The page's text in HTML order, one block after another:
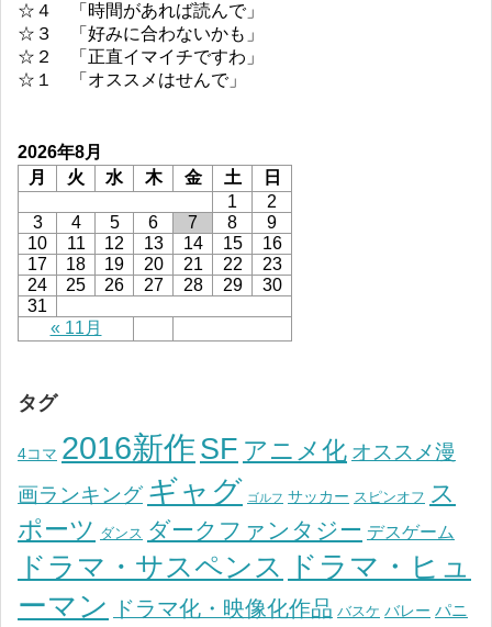
☆４ 「時間があれば読んで」
☆３ 「好みに合わないかも」
☆２ 「正直イマイチですわ」
☆１ 「オススメはせんで」
2026年8月
月
火 水 木 金 土 日
« 11月
1
2
3
4 5 6 7 8
9
10
11 12 13 14 15
16
17
18 19 20 21 22
23
24
25 26 27 28 29
30
31
タグ
4コマ 2016新作SF アニメ化 オススメ漫
画ランキング ギャグ ゴルフ サッカー スピンオフ ス
ポーツ ダンス ダークファンタジー デスゲーム
ドラマ・サスペンス ドラマ・ヒュ
ーマン
ドラマ化・映像化作品 バスケ バレー パニ